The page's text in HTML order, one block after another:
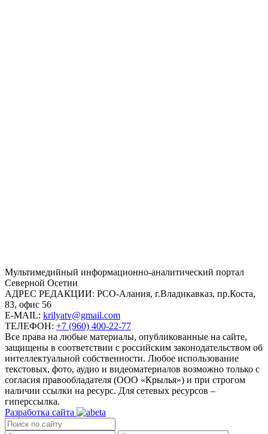
Mультимедийный информационно-аналитический портал
Северной Осетии
АДРЕС РЕДАКЦИИ: РСО-Алания, г.Владикавказ, пр.Коста,
83, офис 56
E-MAIL: krilyatv@gmail.com
ТЕЛЕФОН: +7 (960) 400-22-77
Все права на любые материалы, опубликованные на сайте,
защищены в соответствии с российским законодательством об
интеллектуальной собственности. Любое использование
текстовых, фото, аудио и видеоматериалов возможно только с
согласия правообладателя (ООО «Крылья») и при строгом
наличии ссылки на ресурс. Для сетевых ресурсов –
гиперссылка.
Разработка сайта